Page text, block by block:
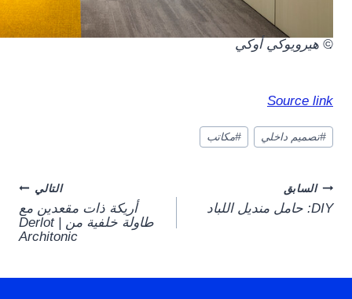
© هيرويوكي أوكي
.
Source link
وسوم
المقال:
#تصميم داخلي #مكاتب
Post
السابق
DIY: حامل منديل اللباد
التالي
أريكة ذات مقعدين مع
طاولة خلفية من Derlot |
Architonic